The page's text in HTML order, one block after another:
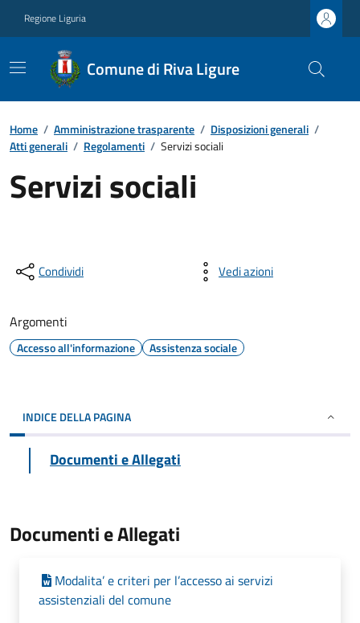
Regione Liguria
Comune di Riva Ligure
Home / Amministrazione trasparente / Disposizioni generali /
Atti generali / Regolamenti / Servizi sociali
Servizi sociali
Condividi Vedi azioni
Argomenti
Accesso all'informazione Assistenza sociale
INDICE DELLA PAGINA
Documenti e Allegati
Documenti e Allegati
Modalita’ e criteri per l’accesso ai servizi
assistenziali del comune